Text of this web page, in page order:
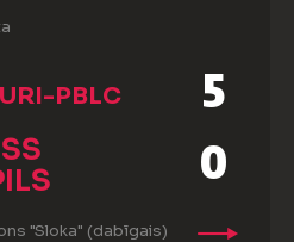
PBLC 5
0
"Sloka" (dabīgais)